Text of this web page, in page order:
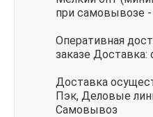
при самовывозе -
Оперативная
заказе Доставка:
Доставка
Пэк, Деловые
Самовывоз